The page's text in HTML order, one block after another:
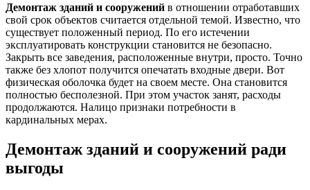
Демонтаж зданий и сооружений в отношении отработавших
свой срок объектов считается отдельной темой. Известно, что
существует положенный период. По его истечении
эксплуатировать конструкции становится не безопасно.
Закрыть все заведения, расположенные внутри, просто. Точно
также без хлопот получится опечатать входные двери. Вот
физическая оболочка будет на своем месте. Она становится
полностью бесполезной. При этом участок занят, расходы
продолжаются. Налицо признаки потребности в
кардинальных мерах.
Демонтаж зданий и сооружений ради
выгоды